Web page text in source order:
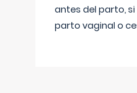
antes del parto, si
parto vaginal o